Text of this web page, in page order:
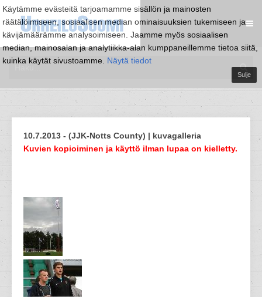
Käytämme evästeitä tarjoamamme sisällön ja mainosten
räätälöimiseen, sosiaalisen median ominaisuuksien tukemiseen ja
kävijämäärämme analysoimiseen. Jaamme myös sosiaalisen
median, mainosalan ja analytiikka-alan kumppaneillemme tietoa siitä,
kuinka käytät sivustoamme. Näytä tiedot
Sulje
10.7.2013 - (JJK-Notts County) | kuvagalleria
Kuvien kopioiminen ja käyttö ilman lupaa on kielletty.